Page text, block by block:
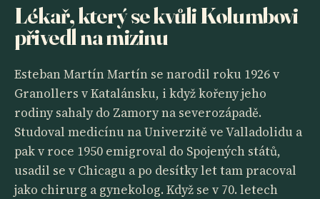
Lékař, který se kvůli Kolumbovi
přivedl na mizinu
Esteban Martín Martín se narodil roku 1926 v
Granollers v Katalánsku, i když kořeny jeho
rodiny sahaly do Zamory na severozápadě.
Studoval medicínu na Univerzitě ve Valladolidu a
pak v roce 1950 emigroval do Spojených států,
usadil se v Chicagu a po desítky let tam pracoval
jako chirurg a gynekolog. Když se v 70. letech